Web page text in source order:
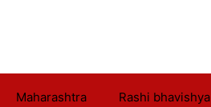
Maharashtra Rashi bhavishya